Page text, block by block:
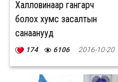
Халловинаар гангарч
болох хумс засалтын
санаанууд
174 6106 2016-10-20